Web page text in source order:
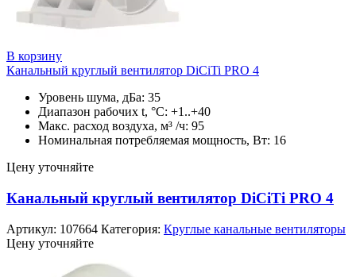
В корзину
Канальный круглый вентилятор DiCiTi PRO 4
Уровень шума, дБа: 35
Диапазон рабочих t, °C: +1..+40
Макс. расход воздуха, м³ /ч: 95
Номинальная потребляемая мощность, Вт: 16
Цену уточняйте
Канальный круглый вентилятор DiCiTi PRO 4
Артикул: 107664 Категория: Круглые канальные вентиляторы
Цену уточняйте